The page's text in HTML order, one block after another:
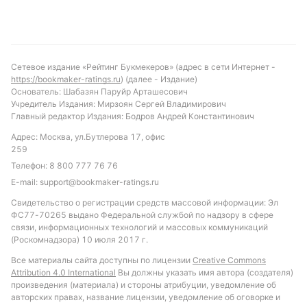
Также интересным вариантом будет ставка на то,
что Юнион Сент-Жилуаз не проиграет в матче,
учитывая их успешную серию и устойчивость в
личных встречах с Гентом.
Обновлено:
Автор
Дмитрий Разумец
Сетевое издание «Рейтинг Букмекеров» (адрес в сети Интернет -
https://bookmaker-ratings.ru) (далее - Издание)
Основатель: Шабазян Паруйр Арташесович
Учредитель Издания: Мирзоян Сергей Владимирович
Главный редактор Издания: Бодров Андрей Константинович
Адрес: Москва, ул.Бутлерова 17, офис
259
Телефон: 8 800 777 76 76
E-mail: support@bookmaker-ratings.ru
Свидетельство о регистрации средств массовой информации: Эл
ФС77-70265 выдано Федеральной службой по надзору в сфере
связи, информационных технологий и массовых коммуникаций
(Роскомнадзора) 10 июля 2017 г.
Все материалы сайта доступны по лицензии Creative Commons
Attribution 4.0 International Вы должны указать имя автора (создателя)
произведения (материала) и стороны атрибуции, уведомление об
авторских правах, название лицензии, уведомление об оговорке и